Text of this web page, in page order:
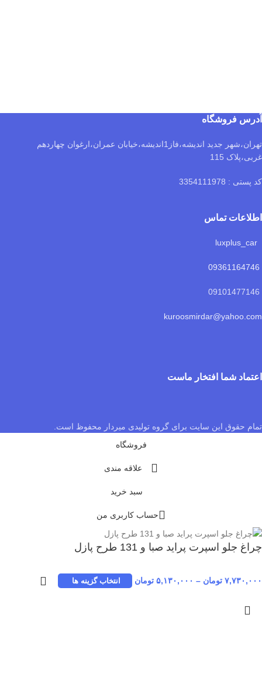
آدرس فروشگاه
تهران،شهر جدید اندیشه،فاز1اندیشه،خیابان عمران،ارغوان چهاردهم
غربی،پلاک 115
کد پستی : 3354111978
اطلاعات تماس
09361164746
kuroosmirdar@yahoo.com
اعتماد شما افتخار ماست
تمام حقوق این سایت برای گروه تولیدی میردار محفوظ است.
فروشگاه
علاقه مندی
سبد خرید
حساب کاربری من
چراغ جلو اسپرت پراید صبا و 131 طرح پازل
۷,۷۳۰,۰۰۰ تومان – ۵,۱۳۰,۰۰۰ تومان انتخاب گزینه ها